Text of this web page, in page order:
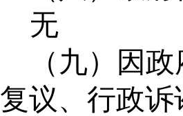
无
（九）因
复议、行政诉